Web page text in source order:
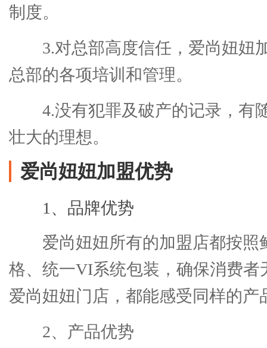
制度。
3.对总部高度信任，爱尚妞妞
总部的各项培训和管理。
4.没有犯罪及破产的记录，有
壮大的理想。
爱尚妞妞加盟优势
1、品牌优势
爱尚妞妞所有的加盟店都按照
格、统一VI系统包装，确保消费者
爱尚妞妞门店，都能感受同样的产
2、产品优势